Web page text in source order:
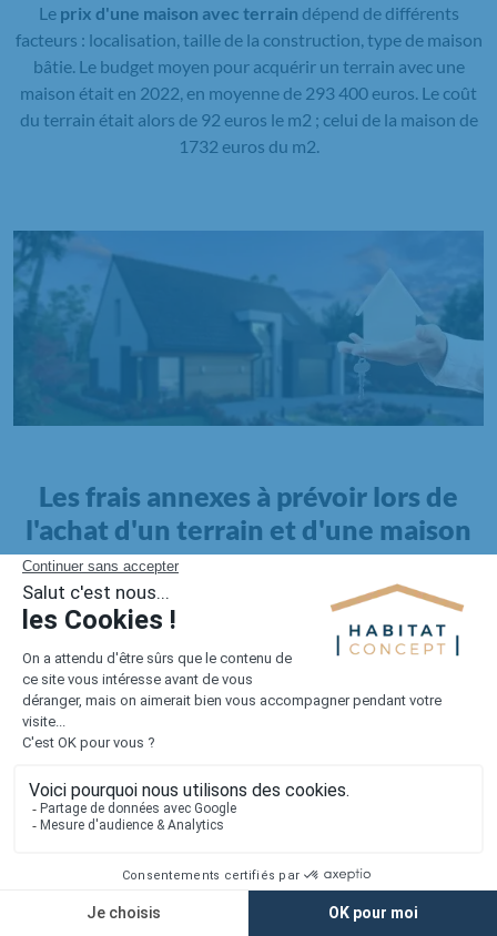
Le prix d'une maison avec terrain dépend de différents
facteurs : localisation, taille de la construction, type de maison
bâtie. Le budget moyen pour acquérir un terrain avec une
maison était en 2022, en moyenne de 293 400 euros. Le coût
du terrain était alors de 92 euros le m2 ; celui de la maison de
1732 euros du m2.
Les frais annexes à prévoir lors de
l'achat d'un terrain et d'une maison
Il faut également intégrer à votre budget, les
pour la maison. Outre l'achat du terrain et la construction, il
faut prendre en compte la viabilisation si elle n'est pas
proposée par le constructeur. Les frais de raccordements et les
taxes éventuelles coûtent entre 5 000 et 15 000 euros selon la
localisation du terrain et son accès.
Quant auxfrais de notaire
Lorsque vous vous tournez vers une maison existante, il sera
nécessaire de faire des travaux de rénovation. Ceux-ci sont
souvent coûteux et doivent être ajoutés au prix de l'achat